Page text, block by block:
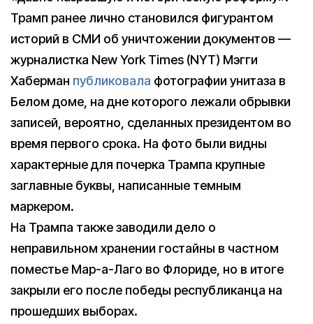
Трамп ранее лично становился фигурантом
историй в СМИ об уничтожении документов —
журналистка New York Times (NYT) Мэгги
Хаберман публиковала фотографии унитаза в
Белом доме, на дне которого лежали обрывки
записей, вероятно, сделанных президентом во
время первого срока. На фото были видны
характерные для почерка Трампа крупные
заглавные буквы, написанные темным
маркером.
На Трампа также заводили дело о
неправильном хранении гостайны в частном
поместье Мар-а-Лаго во Флориде, но в итоге
закрыли его после победы республиканца на
прошедших выборах.